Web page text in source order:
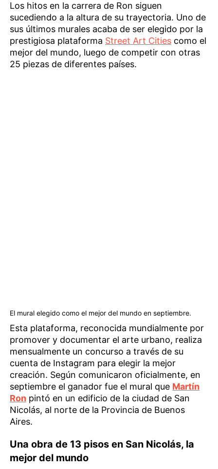
Los hitos en la carrera de Ron siguen
sucediendo a la altura de su trayectoria. Uno de
sus últimos murales acaba de ser elegido por la
prestigiosa plataforma Street Art Cities como el
mejor del mundo, luego de competir con otras
25 piezas de diferentes países.
El mural elegido como el mejor del mundo en septiembre.
Esta plataforma, reconocida mundialmente por
promover y documentar el arte urbano, realiza
mensualmente un concurso a través de su
cuenta de Instagram para elegir la mejor
creación. Según comunicaron oficialmente, en
septiembre el ganador fue el mural que Martín
Ron pintó en un edificio de la ciudad de San
Nicolás, al norte de la Provincia de Buenos
Aires.
Una obra de 13 pisos en San Nicolás, la
mejor del mundo